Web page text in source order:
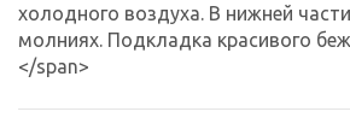
холодного воздуха. В нижней
молниях. Подкладка красивого
</span>